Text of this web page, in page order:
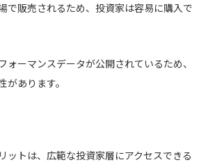
で販売されるため、投資家は容易に購入で
ォーマンスデータが公開されているため、
あります。
ットは、広範な投資家層にアクセスできる